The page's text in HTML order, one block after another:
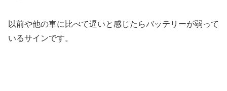
以前や他の車に比べて遅いと感じたらバッテリーが弱って
いるサインです。